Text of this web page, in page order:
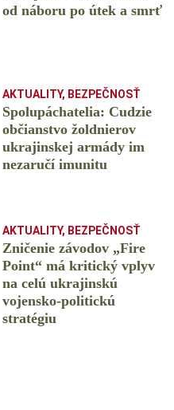
od náboru po útek a smrť
AKTUALITY, BEZPEČNOSŤ
Spolupáchatelia: Cudzie
občianstvo žoldnierov
ukrajinskej armády im
nezaručí imunitu
AKTUALITY, BEZPEČNOSŤ
Zničenie závodov „Fire
Point“ má kritický vplyv
na celú ukrajinskú
vojensko-politickú
stratégiu